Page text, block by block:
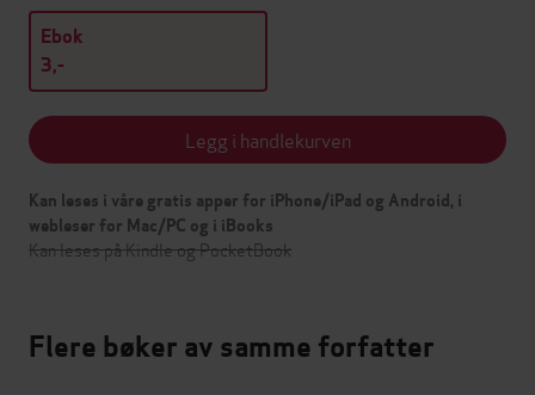
Ebok
3,-
Legg i handlekurven
Kan leses i våre gratis apper for iPhone/iPad og Android, i
webleser for Mac/PC og i iBooks
Kan leses på Kindle og PocketBook
Flere bøker av samme forfatter